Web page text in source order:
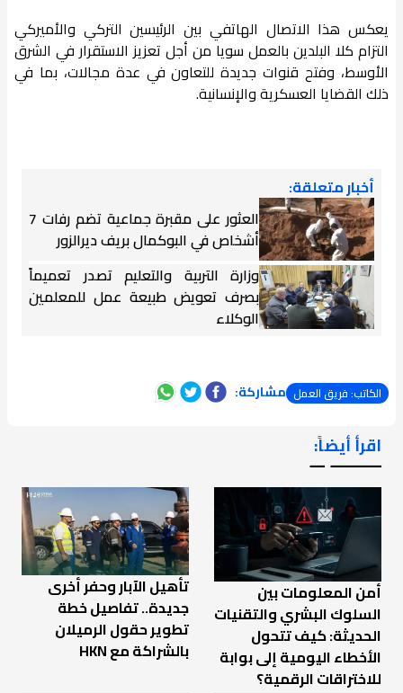
يعكس هذا الاتصال الهاتفي بين الرئيسين التركي والأميركي
التزام كلا البلدين بالعمل سويا من أجل تعزيز الاستقرار في الشرق
الأوسط، وفتح قنوات جديدة للتعاون في عدة مجالات، بما في
ذلك القضايا العسكرية والإنسانية.
أخبار متعلقة:
العثور على مقبرة جماعية تضم رفات 7
أشخاص في البوكمال بريف ديرالزور
وزارة التربية والتعليم تصدر تعميماً
بصرف تعويض طبيعة عمل للمعلمين
الوكلاء
الكاتب: فريق العمل مشاركة:
اقرأ أيضاً:
ـــــــ ــ
أمن المعلومات بين
السلوك البشري والتقنيات
الحديثة: كيف تتحول
الأخطاء اليومية إلى بوابة
للاختراقات الرقمية؟
تأهيل الآبار وحفر أخرى
جديدة.. تفاصيل خطة
تطوير حقول الرميلان
بالشراكة مع HKN